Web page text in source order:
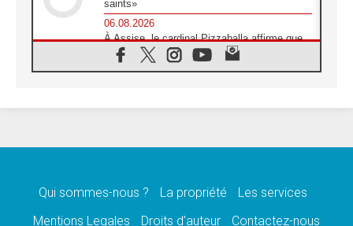
saints»
06.08.2026
À Assise, le cardinal Pizzaballa affirme que
«les chrétiens veulent la paix»
06.08.2026
message de paix et de dignité humaine»
«La visite du Pape en Uruguay renforcera
Qui sommes-nous ? La propriété
Les services
Mentions Legales
Droits d’auteur Contactez-nous